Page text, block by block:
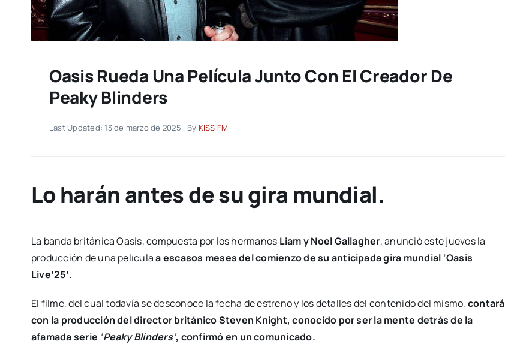
Oasis Rueda Una Película Junto Con El Creador De
Peaky Blinders
Last Updated: 13 de marzo de 2025 By KISS FM
Lo harán antes de su gira mundial.
La banda británica Oasis, compuesta por los hermanos Liam y Noel Gallagher, anunció este jueves la
producción de una películaa escasos meses del comienzo de su anticipada gira mundial ‘Oasis
Live’25’.
El filme, del cual todavía se desconoce la fecha de estreno y los detalles del contenido del mismo, contará
con la producción del director británico Steven Knight, conocido por ser la mente detrás de la
afamada serie ‘Peaky Blinders’, confirmó en un comunicado.